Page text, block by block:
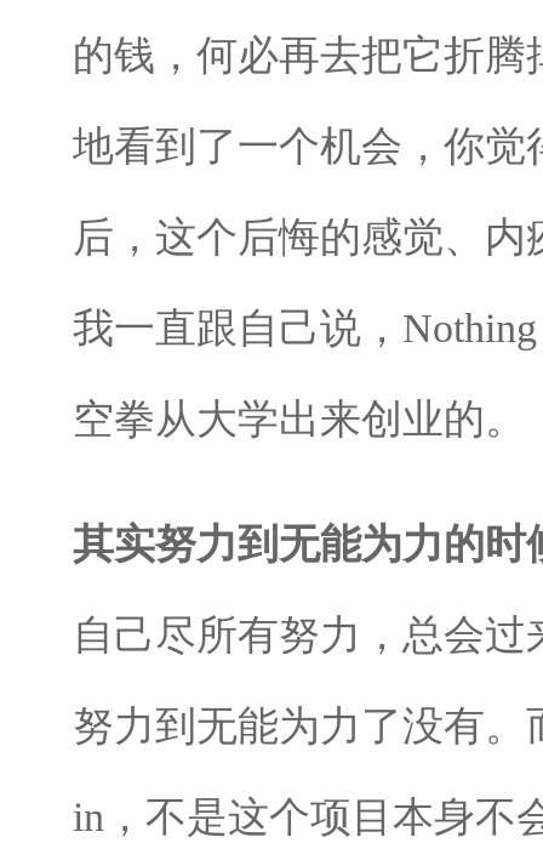
的钱，何必再去把它折
地看到了一个机会，你
后，这个后悔的感觉、
我一直跟自己说，
空拳从大学出来创业的。
其实努力到无能为力的
自己尽所有努力，总会
努力到无能为力了没有
in，不是这个项目本身不